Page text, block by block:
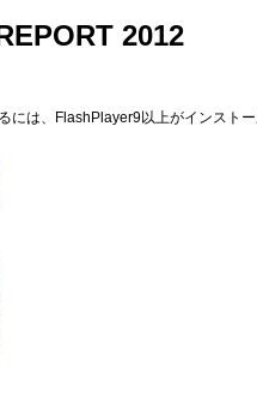
2012
には、FlashPlayer9以上がインスト